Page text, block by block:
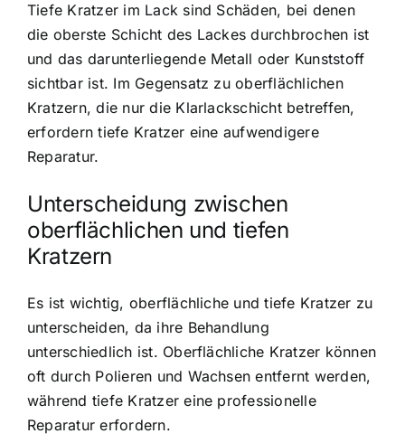
Tiefe Kratzer im Lack sind Schäden, bei denen
die oberste Schicht des Lackes durchbrochen ist
und das darunterliegende Metall oder Kunststoff
sichtbar ist. Im Gegensatz zu oberflächlichen
Kratzern, die nur die Klarlackschicht betreffen,
erfordern tiefe Kratzer eine aufwendigere
Reparatur.
Unterscheidung zwischen
oberflächlichen und tiefen
Kratzern
Es ist wichtig, oberflächliche und tiefe Kratzer zu
unterscheiden, da ihre Behandlung
unterschiedlich ist. Oberflächliche Kratzer können
oft durch Polieren und Wachsen entfernt werden,
während tiefe Kratzer eine professionelle
Reparatur erfordern.